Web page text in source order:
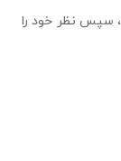
سپس نظر خود را